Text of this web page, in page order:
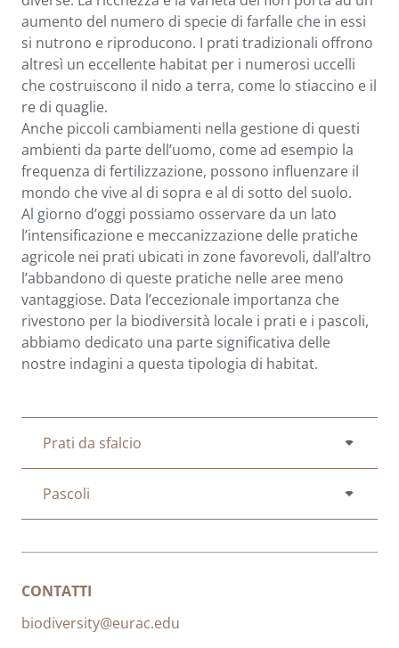
aumento del numero di specie di farfalle che in essi
si nutrono e riproducono. I prati tradizionali offrono
altresì un eccellente habitat per i numerosi uccelli
che costruiscono il nido a terra, come lo stiaccino e il
re di quaglie.
Anche piccoli cambiamenti nella gestione di questi
ambienti da parte dell’uomo, come ad esempio la
frequenza di fertilizzazione, possono influenzare il
mondo che vive al di sopra e al di sotto del suolo.
Al giorno d’oggi possiamo osservare da un lato
l’intensificazione e meccanizzazione delle pratiche
agricole nei prati ubicati in zone favorevoli, dall’altro
l’abbandono di queste pratiche nelle aree meno
vantaggiose. Data l’eccezionale importanza che
rivestono per la biodiversità locale i prati e i pascoli,
abbiamo dedicato una parte significativa delle
nostre indagini a questa tipologia di habitat.
Prati da sfalcio
Pascoli
CONTATTI
biodiversity@eurac.edu